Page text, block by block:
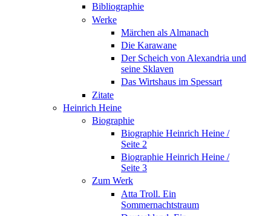
Bibliographie
Werke
Märchen als Almanach
Die Karawane
Der Scheich von Alexandria und
seine Sklaven
Das Wirtshaus im Spessart
Zitate
Heinrich Heine
Biographie
Biographie Heinrich Heine /
Seite 2
Biographie Heinrich Heine /
Seite 3
Zum Werk
Atta Troll. Ein
Sommernachtstraum